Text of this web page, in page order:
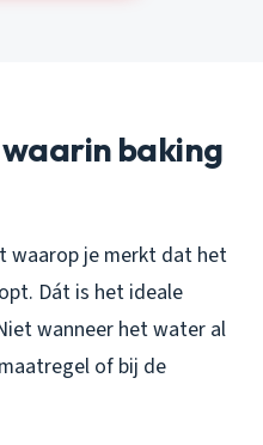
baking
waarop je merkt dat het
Dát is het ideale
wanneer het water al
of bij de